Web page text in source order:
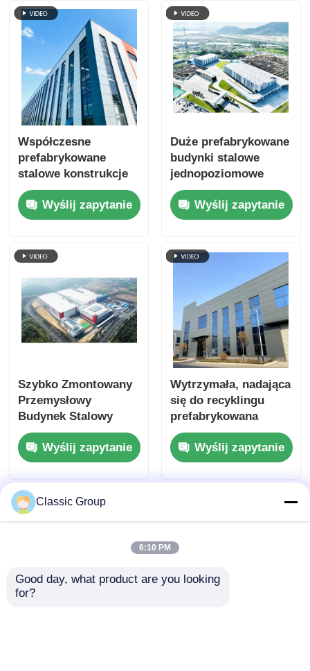
Współczesne
prefabrykowane
stalowe konstrukcje
warsztatów i
magazynów na
miejscu
Wyślij zapytanie
Duże prefabrykowane
budynki stalowe
jednopoziomowe
Wyślij zapytanie
Szybko Zmontowany
Przemysłowy
Budynek Stalowy
Konstrukcja Halowa
Niestandardowa
Wyślij zapytanie
Wytrzymała, nadająca
się do recyklingu
prefabrykowana
konstrukcja stalowa,
odporna na trzęsienia
ziemi
Wyślij zapytanie
Classic Group
6:10 PM
Good day, what product are you looking
for?